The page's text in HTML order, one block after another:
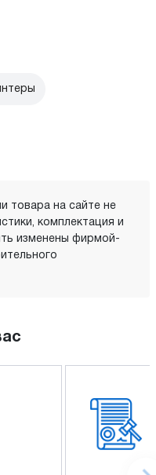
товара на сайте не
комплектация и
изменены фирмой-